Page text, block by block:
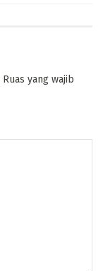
Ruas yang wajib